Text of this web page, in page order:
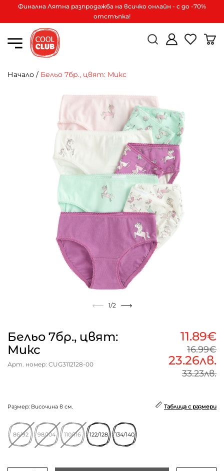
Финална Лятна разпродажба на всичко онлайн - с до -70%
отстъпка!
Начало / Бельо 7бр., цвят: Микс
1/2
Бельо 7бр., цвят:
Микс
Арт. номер: CUG3112128-00
11.89€
16.99€
23.26лв.
33.23лв.
Размер: Височина в см. Таблица с размери
86/92 98/104 110/116 122/128 134/140